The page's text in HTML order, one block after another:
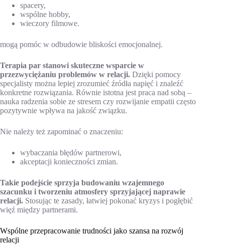
spacery,
wspólne hobby,
wieczory filmowe.
mogą pomóc w odbudowie bliskości emocjonalnej.
Terapia par stanowi skuteczne wsparcie w
przezwyciężaniu problemów w relacji. Dzięki pomocy
specjalisty można lepiej zrozumieć źródła napięć i znaleźć
konkretne rozwiązania. Równie istotna jest praca nad sobą –
nauka radzenia sobie ze stresem czy rozwijanie empatii często
pozytywnie wpływa na jakość związku.
Nie należy też zapominać o znaczeniu:
wybaczania błędów partnerowi,
akceptacji konieczności zmian.
Takie podejście sprzyja budowaniu wzajemnego
szacunku i tworzeniu atmosfery sprzyjającej naprawie
relacji. Stosując te zasady, łatwiej pokonać kryzys i pogłębić
więź między partnerami.
Wspólne przepracowanie trudności jako szansa na rozwój
relacji